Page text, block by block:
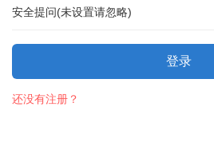
安全提问(未设置请忽略)
登录
还没有注册？